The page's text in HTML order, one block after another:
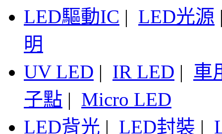
LED驅動IC | LED光源
明
UV LED | IR LED | 車
子點 | Micro LED
LED背光 | LED封裝 |